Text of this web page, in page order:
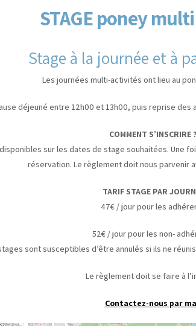
STAGE poney
Stage à la journée et à
Les journées multi-activités ont lieu au
déjeuné entre 12h00 et 13h00, puis reprise
COMMENT S’INSCRIRE ?
sur les dates de stage souhaitées. Une
réservation. Le règlement doit nous parvenir
TARIF STAGE PAR
47€ / jour pour les
52€ / jour pour les non-
sont susceptibles d’être annulés si ils ne
doit se faire à l’inscripiton
Contactez-nous par